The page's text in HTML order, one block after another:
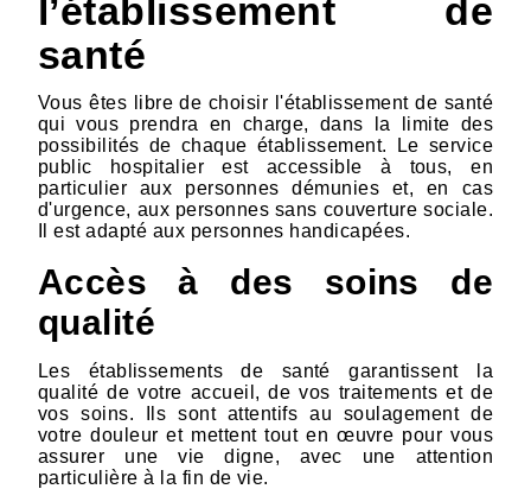
l’établissement de
santé
Vous êtes libre de choisir l'établissement de santé
qui vous prendra en charge, dans la limite des
possibilités de chaque établissement. Le service
public hospitalier est accessible à tous, en
particulier aux personnes démunies et, en cas
d'urgence, aux personnes sans couverture sociale.
Il est adapté aux personnes handicapées.
Accès à des soins de
qualité
Les établissements de santé garantissent la
qualité de votre accueil, de vos traitements et de
vos soins. Ils sont attentifs au soulagement de
votre douleur et mettent tout en œuvre pour vous
assurer une vie digne, avec une attention
particulière à la fin de vie.